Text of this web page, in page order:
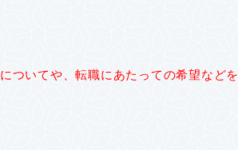
ついてや、転職にあたっての希望などを